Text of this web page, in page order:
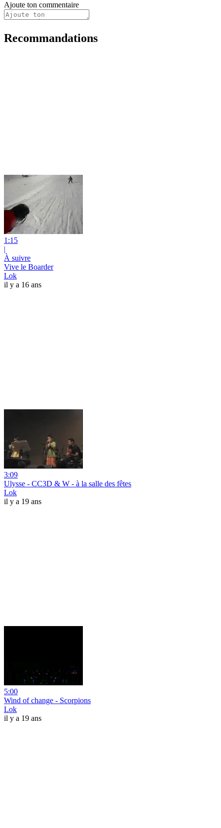
Ajoute ton commentaire
Recommandations
1:15
|
À suivre
Vive le Boarder
Lok
il y a 16 ans
3:09
Ulysse - CC3D & W - à la salle des fêtes
Lok
il y a 19 ans
5:00
Wind of change - Scorpions
Lok
il y a 19 ans